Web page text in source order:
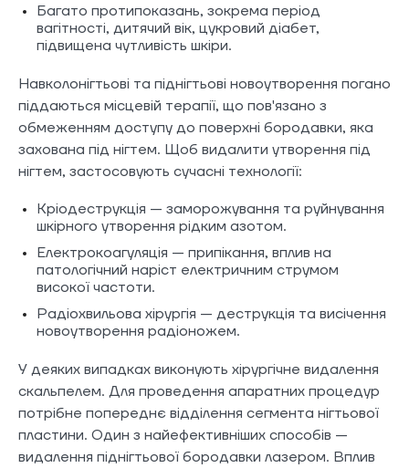
Багато протипоказань, зокрема період
вагітності, дитячий вік, цукровий діабет,
підвищена чутливість шкіри.
Навколонігтьові та піднігтьові новоутворення погано
піддаються місцевій терапії, що пов'язано з
обмеженням доступу до поверхні бородавки, яка
захована під нігтем. Щоб видалити утворення під
нігтем, застосовують сучасні технології:
Кріодеструкція — заморожування та руйнування
шкірного утворення рідким азотом.
Електрокоагуляція — припікання, вплив на
патологічний наріст електричним струмом
високої частоти.
Радіохвильова хірургія — деструкція та висічення
новоутворення радіоножем.
У деяких випадках виконують хірургічне видалення
скальпелем. Для проведення апаратних процедур
потрібне попереднє відділення сегмента нігтьової
пластини. Один з найефективніших способів —
видалення піднігтьової бородавки лазером. Вплив